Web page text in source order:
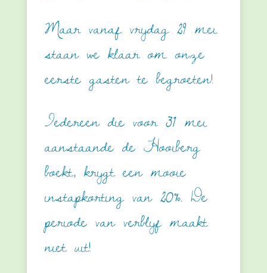
Maar vanaf vrijdag 29 mei
staan we klaar om onze
eerste gasten te begroeten!
Iedereen die voor 31 mei
aanstaande de Hooiberg
boekt, krijgt een mooie
instapkorting van 20%. De
periode van verblijf maakt
niet uit!